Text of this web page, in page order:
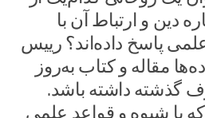
دین و ارتباط آن با
پاسخ داده‌اند؟ رییس
مقاله و کتاب به‌روز
گذشته داشته باشد.
با شیوه و قواعد علمی